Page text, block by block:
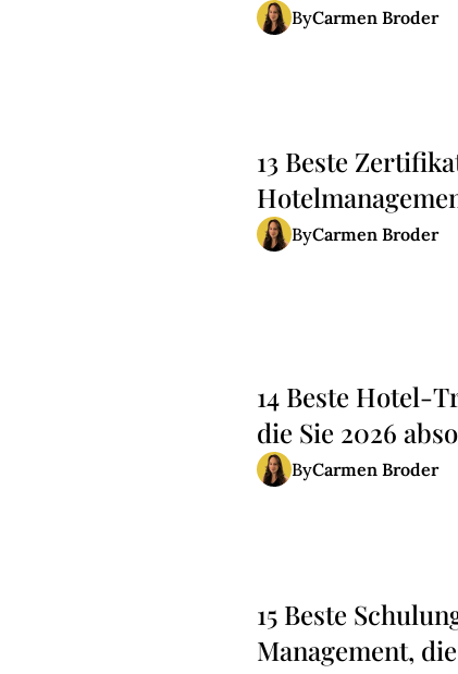
ByCarmen Broder
13 Beste
ByCarmen Broder
14 Beste Hotel-
die Sie 2026
ByCarmen Broder
15 Beste
Management,